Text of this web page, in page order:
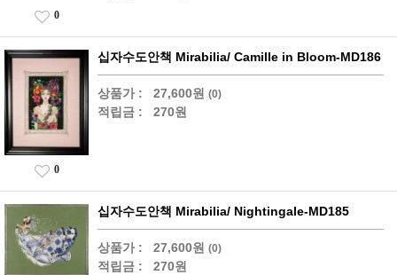
0
십자수도안책 Mirabilia/ Camille in Bloom-MD186
상품가 : 27,600원 (0)
적립금 : 270원
0
십자수도안책 Mirabilia/ Nightingale-MD185
상품가 : 27,600원 (0)
적립금 : 270원